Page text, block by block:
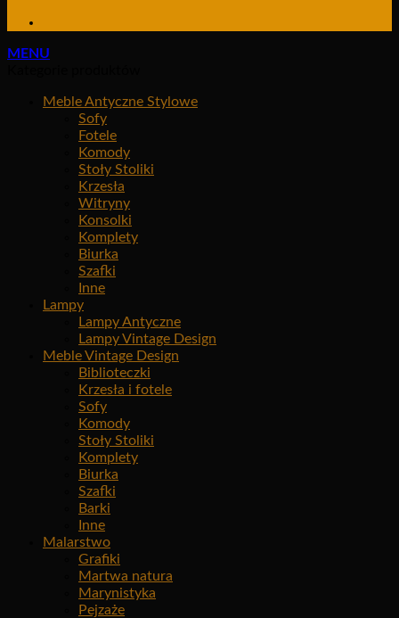
MENU
Meble Antyczne Stylowe
Sofy
Fotele
Komody
Stoły Stoliki
Krzesła
Witryny
Konsolki
Komplety
Biurka
Szafki
Inne
Lampy
Lampy Antyczne
Lampy Vintage Design
Meble Vintage Design
Biblioteczki
Krzesła i fotele
Sofy
Komody
Stoły Stoliki
Komplety
Biurka
Szafki
Barki
Inne
Malarstwo
Grafiki
Martwa natura
Marynistyka
Pejzaże